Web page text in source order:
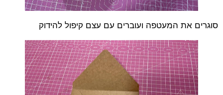
סוגרים את המעטפה ועוברים עם עצם קיפול להידוק